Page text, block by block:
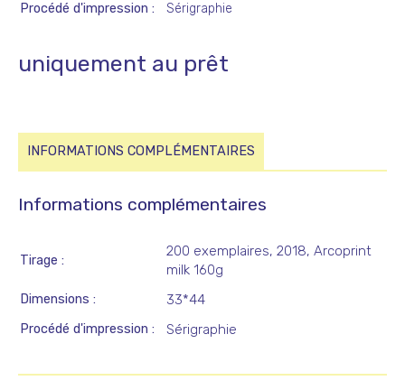
Procédé d'impression
Sérigraphie
uniquement au prêt
INFORMATIONS COMPLÉMENTAIRES
Informations complémentaires
Tirage
200 exemplaires, 2018, Arcoprint
milk 160g
Dimensions 33*44
Procédé d'impression Sérigraphie